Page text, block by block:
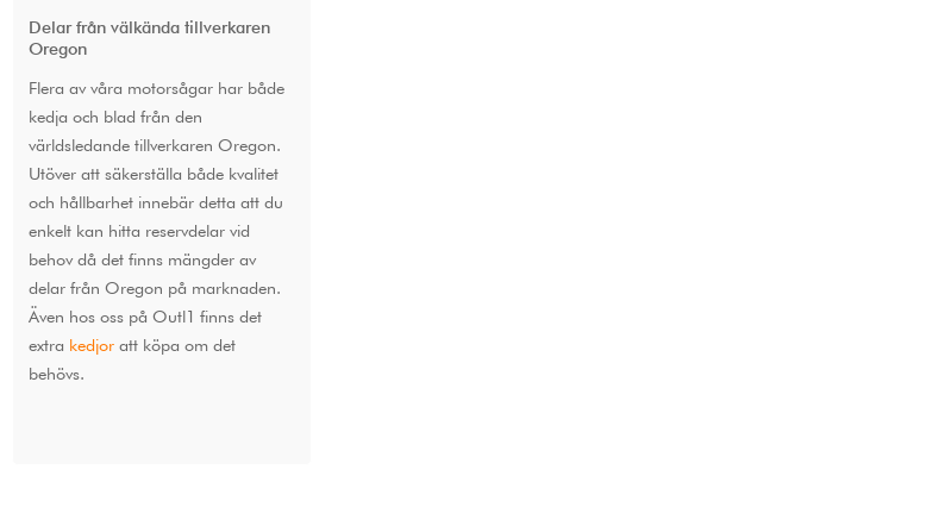
Delar från välkända tillverkaren
Oregon
Flera av våra motorsågar har både
kedja och blad från den
världsledande tillverkaren Oregon.
Utöver att säkerställa både kvalitet
och hållbarhet innebär detta att du
enkelt kan hitta reservdelar vid
behov då det finns mängder av
delar från Oregon på marknaden.
Även hos oss på Outl1 finns det
extra kedjoratt köpa om det
behövs.